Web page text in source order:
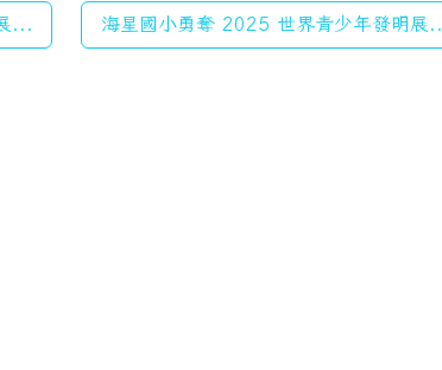
... 海星國小勇奪 2025 世界青少年發明展...